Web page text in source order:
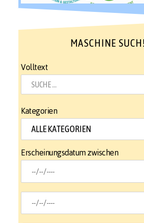
MASCHINE SUCH!
Volltext
Kategorien
Erscheinungsdatum zwischen